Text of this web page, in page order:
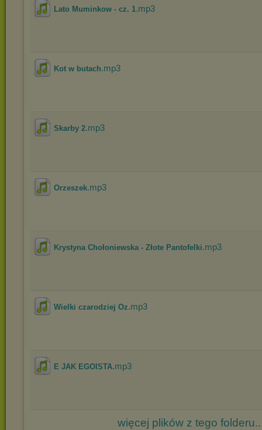
Lato Muminkow - cz. 1.mp3
Kot w butach.mp3
Skarby 2.mp3
Orzeszek.mp3
Krystyna Chołoniewska - Złote Pantofelki.mp3
Wielki czarodziej Oz.mp3
E JAK EGOISTA.mp3
więcej plików z tego